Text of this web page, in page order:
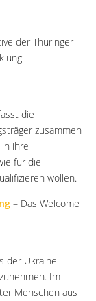
der Thüringer
die
zusammen
ihre
für die
wollen.
– Das Welcome
der Ukraine
Im
Menschen aus